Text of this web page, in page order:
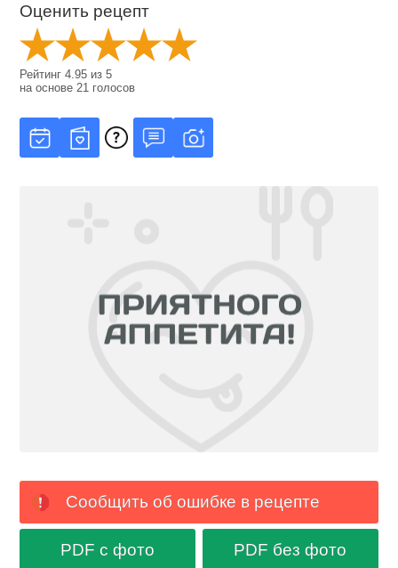
Оценить рецепт
Рейтинг4.95 из5
на основе21 голосов
Сообщить об ошибке в рецепте
PDF с фото PDF без фото